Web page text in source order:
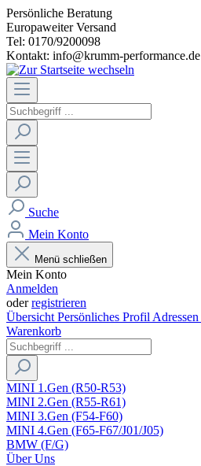
Persönliche Beratung
Europaweiter Versand
Tel: 0170/9200098
Kontakt: info@krumm-performance.de
Suche
Mein Konto
Menü schließen
Mein Konto
Anmelden
oderregistrieren
Übersicht Persönliches Profil Adressen
Warenkorb
MINI 1.Gen (R50-R53)
MINI 2.Gen (R55-R61)
MINI 3.Gen (F54-F60)
MINI 4.Gen (F65-F67/J01/J05)
BMW (F/G)
Über Uns